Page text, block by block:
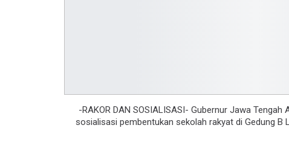
-RAKOR DAN SOSIALISASI- Gubernur Jawa
sosialisasi pembentukan sekolah rakyat di Gedung